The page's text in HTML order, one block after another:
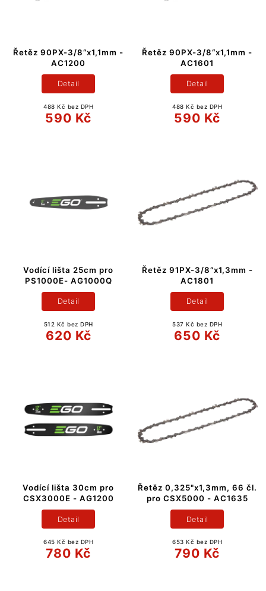
Řetěz 90PX-3/8“x1,1mm -
AC1200
488 Kč bez DPH
590 Kč
Detail
Řetěz 90PX-3/8“x1,1mm -
AC1601
488 Kč bez DPH
590 Kč
Detail
Vodící lišta 25cm pro
PS1000E- AG1000Q
512 Kč bez DPH
620 Kč
Detail
Řetěz 91PX-3/8“x1,3mm -
AC1801
537 Kč bez DPH
650 Kč
Detail
Vodící lišta 30cm pro
CSX3000E - AG1200
645 Kč bez DPH
780 Kč
Detail
Řetěz 0,325"x1,3mm, 66 čl.
pro CSX5000 - AC1635
653 Kč bez DPH
790 Kč
Detail